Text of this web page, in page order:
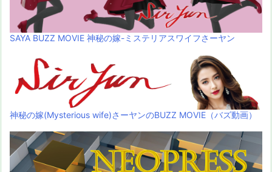
SAYA BUZZ MOVIE 神秘の嫁-ミステリアスワイフさーヤン
神秘の嫁(Mysterious wife)さーヤンのBUZZ MOVIE（バズ動画）